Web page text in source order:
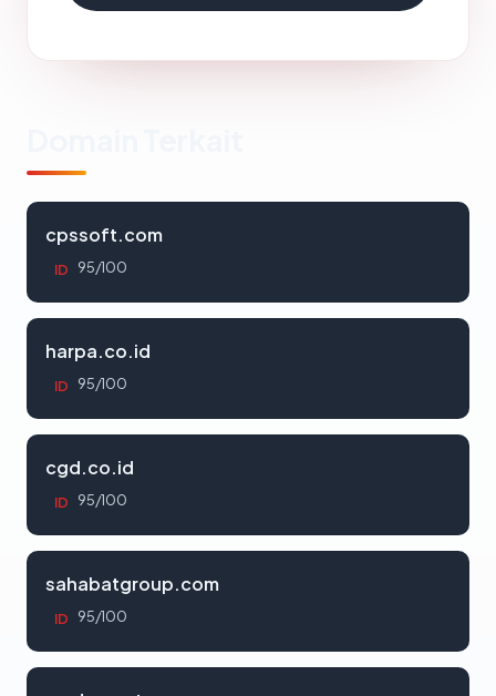
cpssoft.com
ID 95/100
harpa.co.id
ID 95/100
cgd.co.id
ID 95/100
sahabatgroup.com
ID 95/100